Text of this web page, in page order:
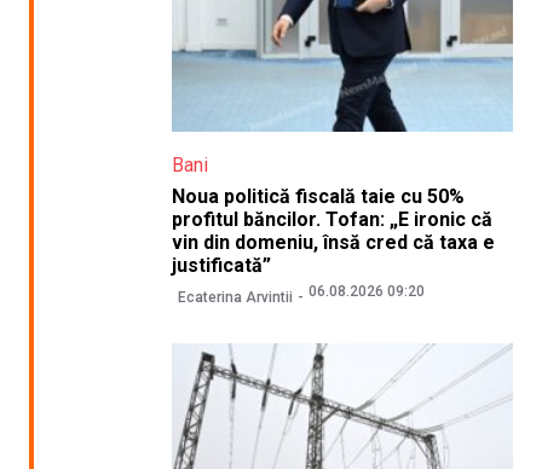
Bani
Noua politică fiscală taie cu 50%
profitul băncilor. Tofan: „E ironic că
vin din domeniu, însă cred că taxa e
justificată”
Ecaterina Arvintii 06.08.2026 09:20